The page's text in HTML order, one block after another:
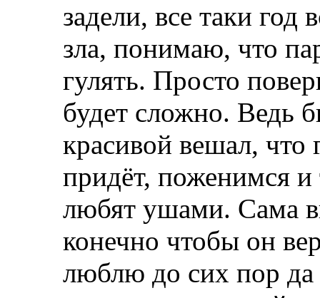
задели, все таки год
зла, понимаю, что
гулять. Просто
будет сложно. Ведь
красивой вешал, что
придёт, поженимся
любят ушами. Сама
конечно чтобы он
люблю до сих пор да